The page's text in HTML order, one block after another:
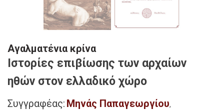
Αγαλματένια κρίνα
Ιστορίες επιβίωσης των αρχαίων
ηθών στον ελλαδικό χώρο
Συγγραφέας: Μηνάς Παπαγεωργίου,